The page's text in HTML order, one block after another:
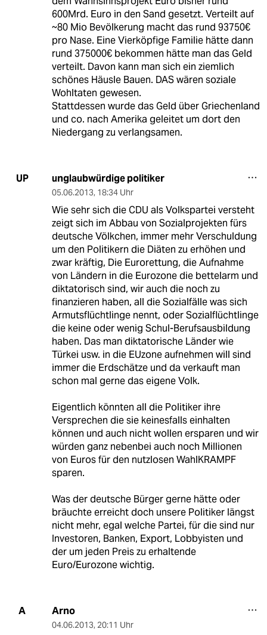
600Mrd. Euro in den Sand gesetzt. Verteilt auf
~80 Mio Bevölkerung macht das rund 93750€
pro Nase. Eine Vierköpfige Familie hätte dann
rund 375000€ bekommen hätte man das Geld
verteilt. Davon kann man sich ein ziemlich
schönes Häusle Bauen. DAS wären soziale
Wohltaten gewesen.
Stattdessen wurde das Geld über Griechenland
und co. nach Amerika geleitet um dort den
Niedergang zu verlangsamen.
UP unglaubwürdige politiker
05.06.2013, 18:34 Uhr
Wie sehr sich die CDU als Volkspartei versteht
zeigt sich im Abbau von Sozialprojekten fürs
deutsche Völkchen, immer mehr Verschuldung
um den Politikern die Diäten zu erhöhen und
zwar kräftig, Die Eurorettung, die Aufnahme
von Ländern in die Eurozone die bettelarm und
diktatorisch sind, wir auch die noch zu
finanzieren haben, all die Sozialfälle was sich
Armutsflüchtlinge nennt, oder Sozialflüchtlinge
die keine oder wenig Schul-Berufsausbildung
haben. Das man diktatorische Länder wie
Türkei usw. in die EUzone aufnehmen will sind
immer die Erdschätze und da verkauft man
schon mal gerne das eigene Volk.
Eigentlich könnten all die Politiker ihre
Versprechen die sie keinesfalls einhalten
können und auch nicht wollen ersparen und wir
würden ganz nebenbei auch noch Millionen
von Euros für den nutzlosen WahlKRAMPF
sparen.
Was der deutsche Bürger gerne hätte oder
bräuchte erreicht doch unsere Politiker längst
nicht mehr, egal welche Partei, für die sind nur
Investoren, Banken, Export, Lobbyisten und
der um jeden Preis zu erhaltende
Euro/Eurozone wichtig.
A Arno
04.06.2013, 20:11 Uhr